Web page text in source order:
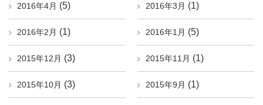
2016年4月 (5) 2016年3月 (1)
2016年2月 (1) 2016年1月 (5)
2015年12月 (3) 2015年11月 (1)
2015年10月 (3) 2015年9月 (1)